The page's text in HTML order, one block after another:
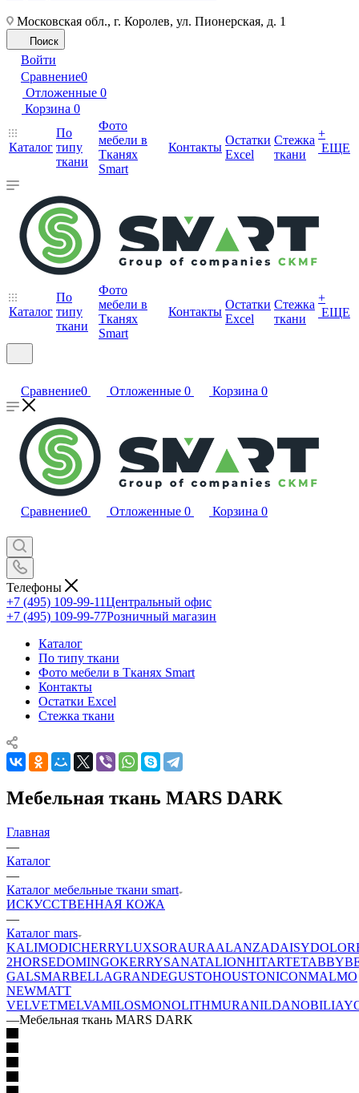
Московская обл., г. Королев, ул. Пионерская, д. 1
Поиск
Войти
Сравнение0
Отложенные 0
Корзина 0
Каталог
По
типу
ткани
Фото
мебели в
Тканях
Smart
Контакты
Остатки
Excel
Стежка
ткани
+
ЕЩЕ
Каталог
По
типу
ткани
Фото
мебели в
Тканях
Smart
Контакты
Остатки
Excel
Стежка
ткани
+
ЕЩЕ
Сравнение0 Отложенные 0 Корзина 0
Сравнение0 Отложенные 0 Корзина 0
Телефоны
+7 (495) 109-99-11Центральный офис
+7 (495) 109-99-77Розничный магазин
Каталог
По типу ткани
Фото мебели в Тканях Smart
Контакты
Остатки Excel
Стежка ткани
Мебельная ткань MARS DARK
Главная
—
Каталог
—
Каталог мебельные ткани smart
ИСКУССТВЕННАЯ КОЖА
—
Каталог mars
KALIMODICHERRYLUXSORAURAALANZADAISY
2HORSEDOMINGOKERRYSANATALIONHITARTETABBY
GALSMARBELLAGRANDEGUSTOHOUSTONICONMALMO
NEWMATT
VELVETMELVAMILOSMONOLITHMURANILDANOBILIA
—Мебельная ткань MARS DARK